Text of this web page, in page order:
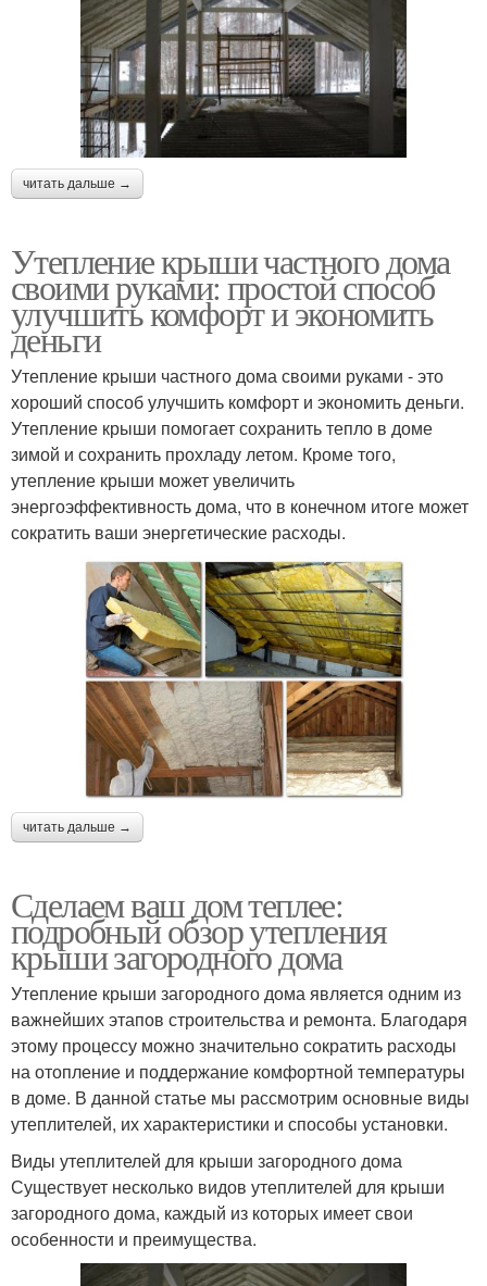
читать дальше →
Утепление крыши частного дома
своими руками: простой способ
улучшить комфорт и экономить
деньги
Утепление крыши частного дома своими руками - это
хороший способ улучшить комфорт и экономить деньги.
Утепление крыши помогает сохранить тепло в доме
зимой и сохранить прохладу летом. Кроме того,
утепление крыши может увеличить
энергоэффективность дома, что в конечном итоге может
сократить ваши энергетические расходы.
читать дальше →
Сделаем ваш дом теплее:
подробный обзор утепления
крыши загородного дома
Утепление крыши загородного дома является одним из
важнейших этапов строительства и ремонта. Благодаря
этому процессу можно значительно сократить расходы
на отопление и поддержание комфортной температуры
в доме. В данной статье мы рассмотрим основные виды
утеплителей, их характеристики и способы установки.
Виды утеплителей для крыши загородного дома
Существует несколько видов утеплителей для крыши
загородного дома, каждый из которых имеет свои
особенности и преимущества.